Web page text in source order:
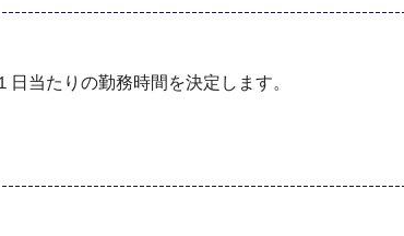
当たりの勤務時間を決定します。